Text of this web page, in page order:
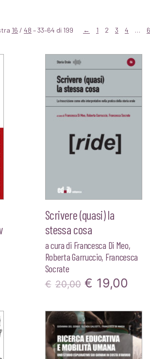
16 / 48 – 33–64 di 199 ← 1 2 3 4 … 6
Scrivere (quasi) la
stessa cosa
a cura di Francesca Di Meo,
Roberta Garruccio, Francesca
Socrate
€ 20,00 Il
originale
era:
€20,00.
€ 19,00
è: